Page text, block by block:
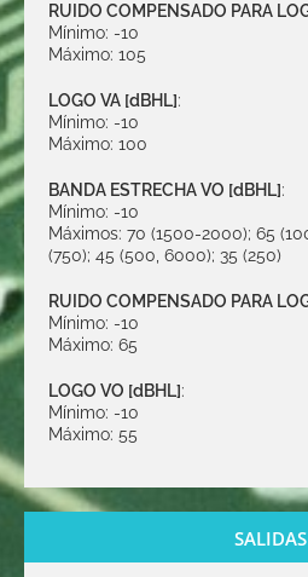
RUIDO COMPENSADO PARA
Mínimo: -10
Máximo: 105
LOGO VA [dBHL]:
Mínimo: -10
Máximo: 100
BANDA ESTRECHA VO [dBHL]:
Mínimo: -10
Máximos: 70 (1500-2000); 65
(750); 45 (500, 6000); 35 (250)
RUIDO COMPENSADO PARA
Mínimo: -10
Máximo: 65
LOGO VO [dBHL]:
Mínimo: -10
Máximo: 55
SALIDAS